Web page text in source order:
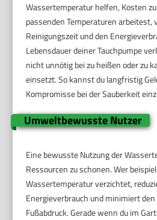
Wassertemperatur helfen, Kosten
passenden Temperaturen arbeitest,
Reinigungszeit und den
Lebensdauer deiner Tauchpumpe
nicht unnötig bei zu heißen oder zu
einsetzt. So kannst du langfristig
Kompromisse bei der Sauberkeit
Umweltbewusste Nutzer
Eine bewusste Nutzung der
Ressourcen zu schonen. Wer
Wassertemperatur verzichtet,
Energieverbrauch und minimiert
Fußabdruck. Gerade wenn du im